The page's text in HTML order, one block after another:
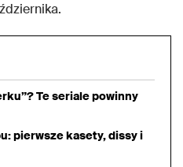
Te seriale powinny
pierwsze kasety, dissy i